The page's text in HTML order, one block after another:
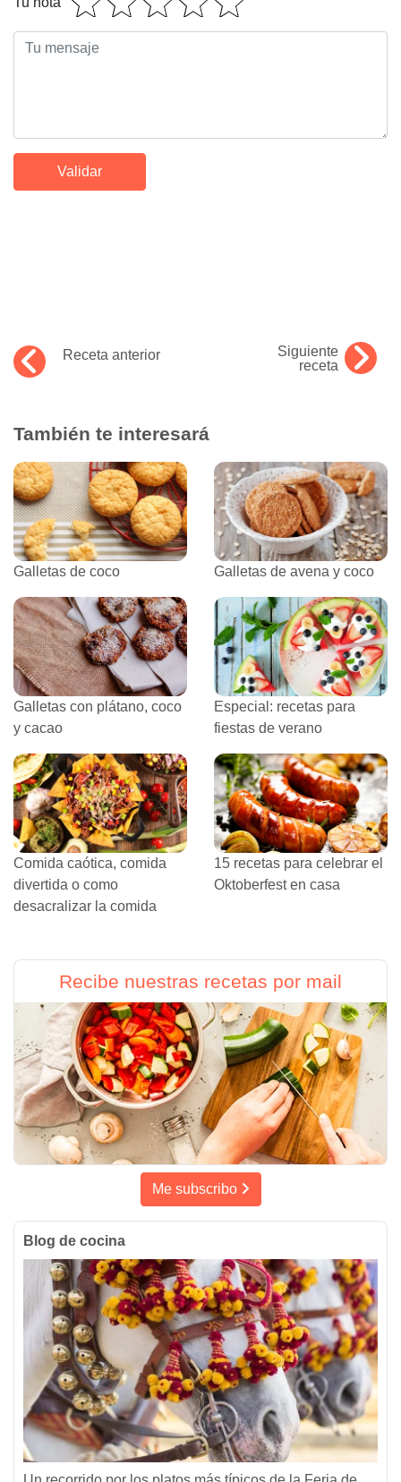
Receta anterior
Siguiente
receta
También te interesará
Galletas de coco Galletas de avena y coco
Galletas con plátano, coco
y cacao
Especial: recetas para
fiestas de verano
Comida caótica, comida
divertida o como
desacralizar la comida
15 recetas para celebrar el
Oktoberfest en casa
Recibe nuestras recetas por mail
Me subscribo
Blog de cocina